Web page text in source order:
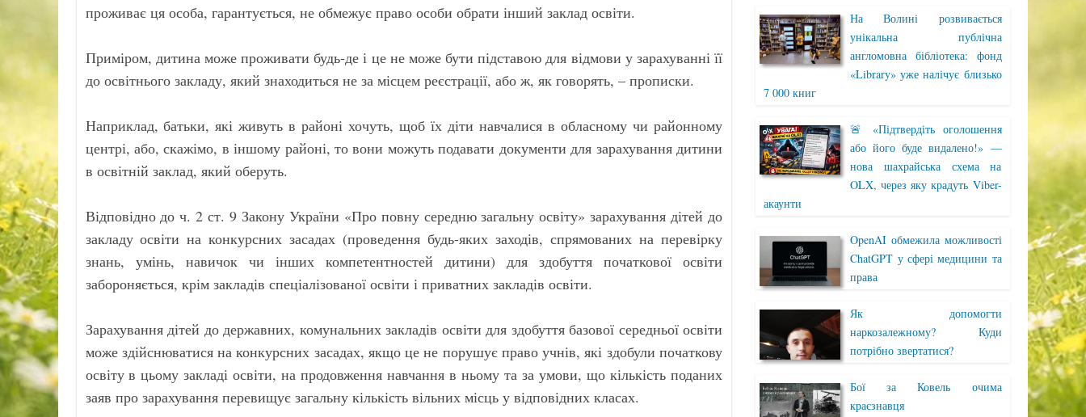
проживає ця особа, гарантується, не обмежує право особи обрати інший заклад освіти.
Приміром, дитина може проживати будь-де і це не може бути підставою для відмови у зарахуванні її
до освітнього закладу, який знаходиться не за місцем реєстрації, або ж, як говорять, – прописки.
Наприклад, батьки, які живуть в районі хочуть, щоб їх діти навчалися в обласному чи районному
центрі, або, скажімо, в іншому районі, то вони можуть подавати документи для зарахування дитини
в освітній заклад, який оберуть.
Відповідно до ч. 2 ст. 9 Закону України «Про повну середню загальну освіту» зарахування дітей до
закладу освіти на конкурсних засадах (проведення будь-яких заходів, спрямованих на перевірку
знань, умінь, навичок чи інших компетентностей дитини) для здобуття початкової освіти
забороняється, крім закладів спеціалізованої освіти і приватних закладів освіти.
Зарахування дітей до державних, комунальних закладів освіти для здобуття базової середньої освіти
може здійснюватися на конкурсних засадах, якщо це не порушує право учнів, які здобули початкову
освіту в цьому закладі освіти, на продовження навчання в ньому та за умови, що кількість поданих
заяв про зарахування перевищує загальну кількість вільних місць у відповідних класах.
На Волині розвивається
унікальна публічна
англомовна бібліотека: фонд
«Library» уже налічує близько
7 000 книг
🚨 «Підтвердіть оголошення
або його буде видалено!» —
нова шахрайська схема на
OLX, через яку крадуть Viber-
акаунти
OpenAI обмежила можливості
ChatGPT у сфері медицини та
права
Як допомогти
наркозалежному? Куди
потрібно звертатися?
Бої за Ковель очима
краєзнавця